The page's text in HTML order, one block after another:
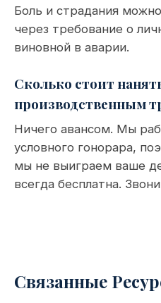
Боль и страдания
через требование о
виновной в аварии.
Сколько стоит
производственным
Ничего авансом. Мы
условного гонорара,
мы не выиграем ваше
всегда бесплатна.
Связанные